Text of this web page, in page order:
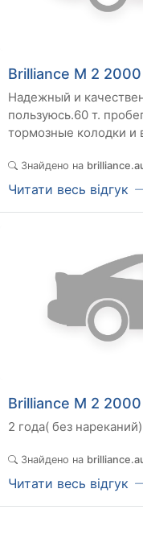
Brilliance M 2 2000
Надежный и
пользуюсь.60 т.
тормозные колодки и
Знайдено на
Читати весь відгук
Brilliance M 2 2000
2 года( без нареканий)
Знайдено на
Читати весь відгук